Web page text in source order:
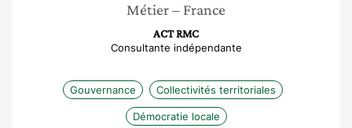
Métier– France
ACT RMC
Consultante indépendante
Gouvernance Collectivités territoriales
Démocratie locale